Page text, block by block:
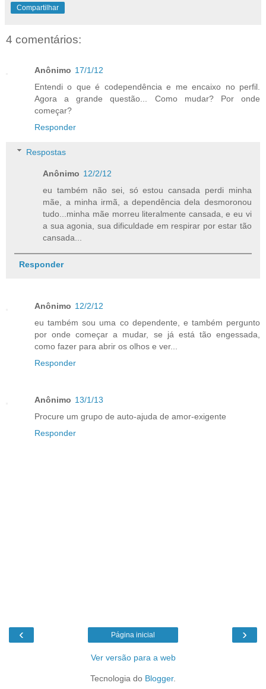
Compartilhar
4 comentários:
Anônimo 17/1/12
Entendi o que é codependência e me encaixo no perfil.
Agora a grande questão... Como mudar? Por onde
começar?
Responder
Respostas
Anônimo 12/2/12
eu também não sei, só estou cansada perdi minha
mãe, a minha irmã, a dependência dela desmoronou
tudo...minha mãe morreu literalmente cansada, e eu vi
a sua agonia, sua dificuldade em respirar por estar tão
cansada...
Responder
Anônimo 12/2/12
eu também sou uma co dependente, e também pergunto
por onde começar a mudar, se já está tão engessada,
como fazer para abrir os olhos e ver...
Responder
Anônimo 13/1/13
Procure um grupo de auto-ajuda de amor-exigente
Responder
‹ ›
Página inicial
Ver versão para a web
Tecnologia do Blogger.